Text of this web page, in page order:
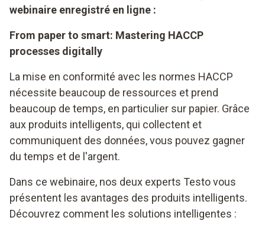
webinaire enregistré en ligne :
From paper to smart: Mastering HACCP
processes digitally
La mise en conformité avec les normes HACCP
nécessite beaucoup de ressources et prend
beaucoup de temps, en particulier sur papier. Grâce
aux produits intelligents, qui collectent et
communiquent des données, vous pouvez gagner
du temps et de l'argent.
Dans ce webinaire, nos deux experts Testo vous
présentent les avantages des produits intelligents.
Découvrez comment les solutions intelligentes :